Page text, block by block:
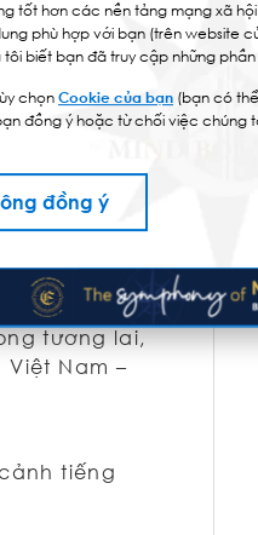
những cá
mỗi ngày
trở thành
triển
Nam. Làm
tương lai,
Nam –
tiếng
tốt hơn các nền tảng mạng xã
phù hợp với bạn (trên website
biết bạn đã truy cập những
chọn Cookie của bạn (bạn có
đồng ý hoặc từ chối việc chúng
đồng ý